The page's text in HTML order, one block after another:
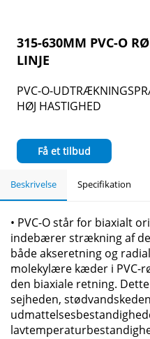
315-630MM PVC-O
LINJE
PVC-O-
HØJ HASTIGHED
Få et tilbud
Beskrivelse Specifikation
• PVC-O står for biaxialt
indebærer strækning af
både akseretning og
molekylære kæder i PVC-
den biaxiale retning.
sejheden,